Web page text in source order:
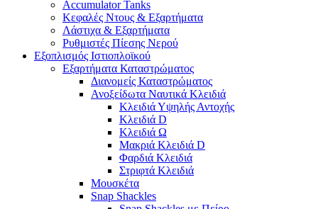
Accumulator Tanks
Κεφαλές Ντους & Εξαρτήματα
Λάστιχα & Εξαρτήματα
Ρυθμιστές Πίεσης Νερού
Εξοπλισμός Ιστιοπλοϊκού
Εξαρτήματα Καταστρώματος
Διανομείς Καταστρώματος
Ανοξείδωτα Ναυτικά Κλειδιά
Κλειδιά Υψηλής Αντοχής
Κλειδιά D
Κλειδιά Ω
Μακριά Κλειδιά D
Φαρδιά Κλειδιά
Στριφτά Κλειδιά
Μουσκέτα
Snap Shackles